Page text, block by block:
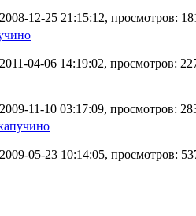
12-25 21:15:12, просмотров:
04-06 14:19:02, просмотров:
11-10 03:17:09, просмотров:
05-23 10:14:05, просмотров: